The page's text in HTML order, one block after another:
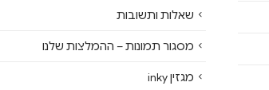
שאלות ותשובות
מסגור תמונות – ההמלצות שלנו
מגזין inky